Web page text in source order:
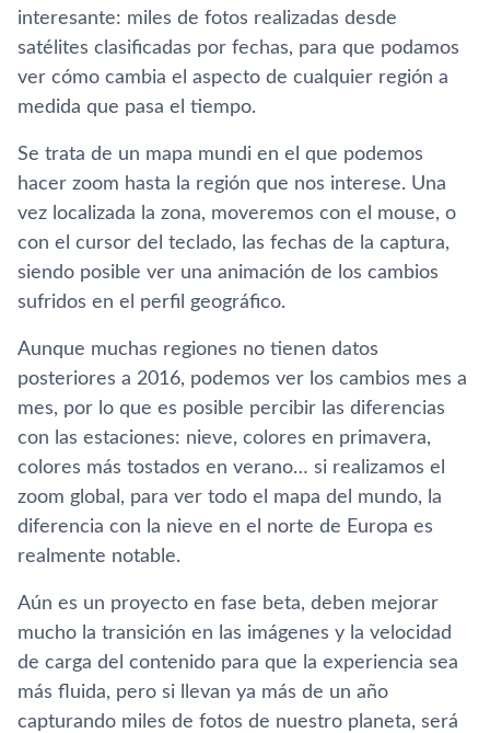
interesante: miles de fotos realizadas desde
satélites clasificadas por fechas, para que podamos
ver cómo cambia el aspecto de cualquier región a
medida que pasa el tiempo.
Se trata de un mapa mundi en el que podemos
hacer zoom hasta la región que nos interese. Una
vez localizada la zona, moveremos con el mouse, o
con el cursor del teclado, las fechas de la captura,
siendo posible ver una animación de los cambios
sufridos en el perfil geográfico.
Aunque muchas regiones no tienen datos
posteriores a 2016, podemos ver los cambios mes a
mes, por lo que es posible percibir las diferencias
con las estaciones: nieve, colores en primavera,
colores más tostados en verano… si realizamos el
zoom global, para ver todo el mapa del mundo, la
diferencia con la nieve en el norte de Europa es
realmente notable.
Aún es un proyecto en fase beta, deben mejorar
mucho la transición en las imágenes y la velocidad
de carga del contenido para que la experiencia sea
más fluida, pero si llevan ya más de un año
capturando miles de fotos de nuestro planeta, será